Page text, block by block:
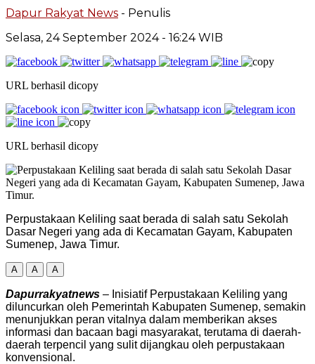
Dapur Rakyat News - Penulis
Selasa, 24 September 2024 - 16:24 WIB
URL berhasil dicopy
URL berhasil dicopy
Perpustakaan Keliling saat berada di salah satu Sekolah
Dasar Negeri yang ada di Kecamatan Gayam, Kabupaten
Sumenep, Jawa Timur.
A A A
Dapurrakyatnews – Inisiatif Perpustakaan Keliling yang
diluncurkan oleh Pemerintah Kabupaten Sumenep, semakin
menunjukkan peran vitalnya dalam memberikan akses
informasi dan bacaan bagi masyarakat, terutama di daerah-
daerah terpencil yang sulit dijangkau oleh perpustakaan
konvensional.